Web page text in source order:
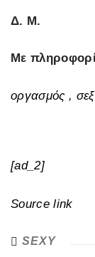
Δ. M.
Με
οργασμός , σεξ
[ad_2]
Source link
SEXY